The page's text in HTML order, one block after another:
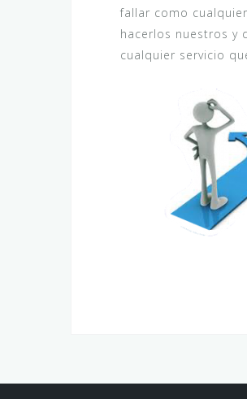
fallar como
hacerlos nuestros y
cualquier servicio